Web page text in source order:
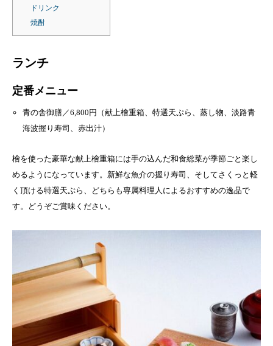
ドリンク
焼酎
ランチ
定番メニュー
青の舎御膳／6,800円（献上檜重箱、特選天ぷら、蒸し物、淡路青
海波握り寿司、赤出汁）
檜を使った豪華な献上檜重箱には手の込んだ和食総菜が季節ごと楽し
めるようになっています。新鮮な魚介の握り寿司、そしてさくっと軽
く頂ける特選天ぷら、どちらも専属料理人によるおすすめの逸品で
す。どうぞご賞味ください。